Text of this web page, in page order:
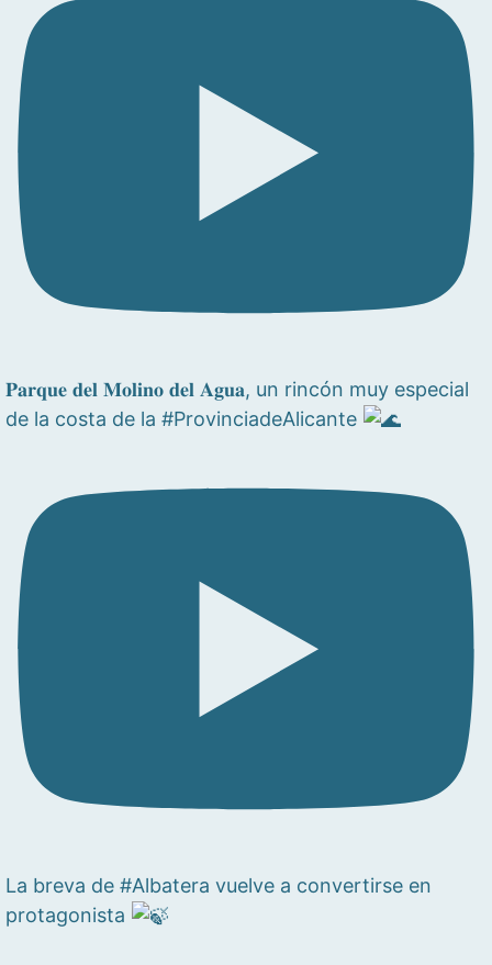
𝐏𝐚𝐫𝐪𝐮𝐞 𝐝𝐞𝐥 𝐌𝐨𝐥𝐢𝐧𝐨 𝐝𝐞𝐥 𝐀𝐠𝐮𝐚, un rincón muy especial
de la costa de la #ProvinciadeAlicante
La breva de #Albatera vuelve a convertirse en
protagonista